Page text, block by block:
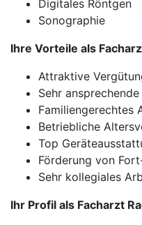
Digitales Röntgen
Sonographie
Ihre Vorteile als
Attraktive
Sehr
Familiengerechtes
Betriebliche
Top
Förderung von
Sehr kollegiales
Ihr Profil als Facharzt